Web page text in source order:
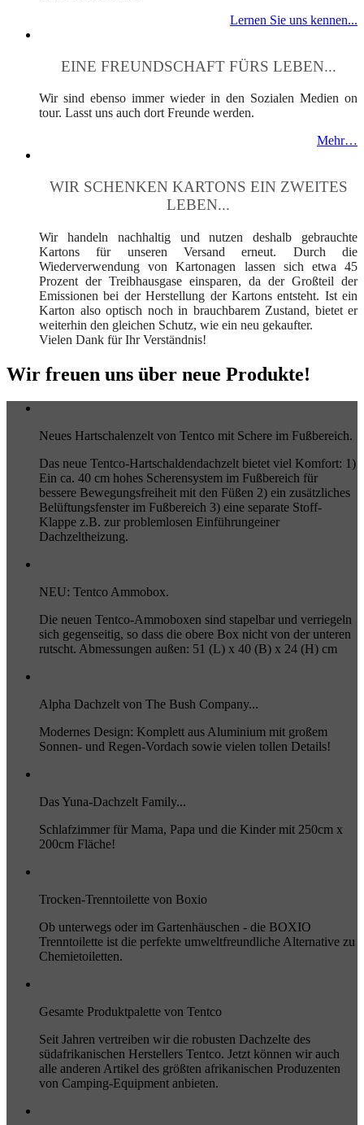
Lernen Sie uns kennen...
EINE FREUNDSCHAFT FÜRS LEBEN...
Wir sind ebenso immer wieder in den Sozialen Medien on
tour. Lasst uns auch dort Freunde werden.
Mehr…
WIR SCHENKEN KARTONS EIN ZWEITES
LEBEN...
Wir handeln nachhaltig und nutzen deshalb gebrauchte
Kartons für unseren Versand erneut. Durch die
Wiederverwendung von Kartonagen lassen sich etwa 45
Prozent der Treibhausgase einsparen, da der Großteil der
Emissionen bei der Herstellung der Kartons entsteht. Ist ein
Karton also optisch noch in brauchbarem Zustand, bietet er
weiterhin den gleichen Schutz, wie ein neu gekaufter.
Vielen Dank für Ihr Verständnis!
Wir freuen uns über neue Produkte!
Neues Hartschalenzelt von Tentco mit Schere im Fußbereich.
Das neue Tentco-Hartschaldendachzelt bietet viel Komfort: 1)
Ein ca. 40 cm hohes Scherensystem im Fußbereich für
bessere Bewegungsfreiheit mit den Füßen 2) ein zusätzliches
Belüftungsfenster im Fußbereich 3) eine separate Stoff-
Klappe z.B. zur problemlosen Einführungeiner
Dachzeltheizung.
NEU: Tentco Ammobox.
Die neuen Tentco-Ammoboxen sind stapelbar und verriegeln
sich gegenseitig, so dass die obere Box nicht von der unteren
rutscht. Abmessungen außen: 51 (L) x 40 (B) x 24 (H) cm
Alpha Dachzelt von The Bush Company...
Modernes Design: Komplett aus Aluminium mit großem
Sonnen- und Regen-Vordach sowie vielen tollen Details!
Das Yuna-Dachzelt Family...
Schlafzimmer für Mama, Papa und die Kinder mit 250cm x
200cm Fläche!
Trocken-Trenntoilette von Boxio
Ob unterwegs oder im Gartenhäuschen - die BOXIO
Trenntoilette ist die perfekte umweltfreundliche Alternative zu
Chemietoiletten.
Gesamte Produktpalette von Tentco
Seit Jahren vertreiben wir die robusten Dachzelte des
südafrikanischen Herstellers Tentco. Jetzt können wir auch
alle anderen Artikel des größten afrikanischen Produzenten
von Camping-Equipment anbieten.